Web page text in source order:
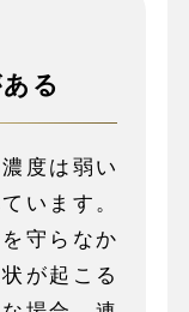
る
度は弱い
います。
守らなか
が起こる